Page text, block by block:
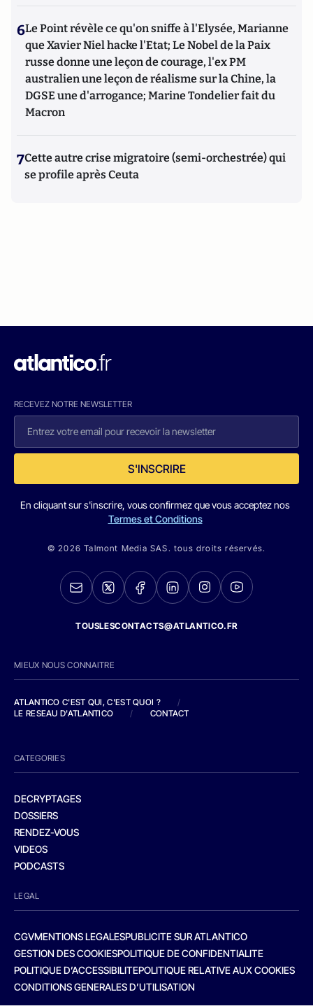
6Le Point révèle ce qu'on sniffe à l'Elysée, Marianne
que Xavier Niel hacke l'Etat; Le Nobel de la Paix
russe donne une leçon de courage, l'ex PM
australien une leçon de réalisme sur la Chine, la
DGSE une d'arrogance; Marine Tondelier fait du
Macron
7Cette autre crise migratoire (semi-orchestrée) qui
se profile après Ceuta
RECEVEZ NOTRE NEWSLETTER
S'INSCRIRE
En cliquant sur s'inscrire, vous confirmez que vous acceptez nos
Termes et Conditions
© 2026 Talmont Media SAS. tous droits réservés.
TOUSLESCONTACTS@ATLANTICO.FR
MIEUX NOUS CONNAITRE
ATLANTICO C'EST QUI, C'EST QUOI ?
/
LE RESEAU D'ATLANTICO
/ CONTACT
CATEGORIES
DECRYPTAGES
DOSSIERS
RENDEZ-VOUS
VIDEOS
PODCASTS
LEGAL
CGVMENTIONS LEGALESPUBLICITE SUR ATLANTICO
GESTION DES COOKIESPOLITIQUE DE CONFIDENTIALITE
POLITIQUE D’ACCESSIBILITEPOLITIQUE RELATIVE AUX COOKIES
CONDITIONS GENERALES D’UTILISATION